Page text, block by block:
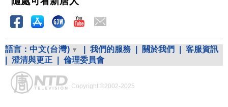
語言： 中文(台灣) 我們的服務 關於我們
客服資訊
澄清與更正 倫理委員會
Copyright ©2002-2025